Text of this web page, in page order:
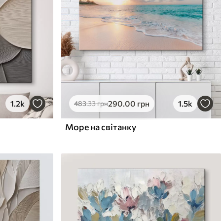
1.2k 483.33грн290.00 грн 1.5k
Море на світанку